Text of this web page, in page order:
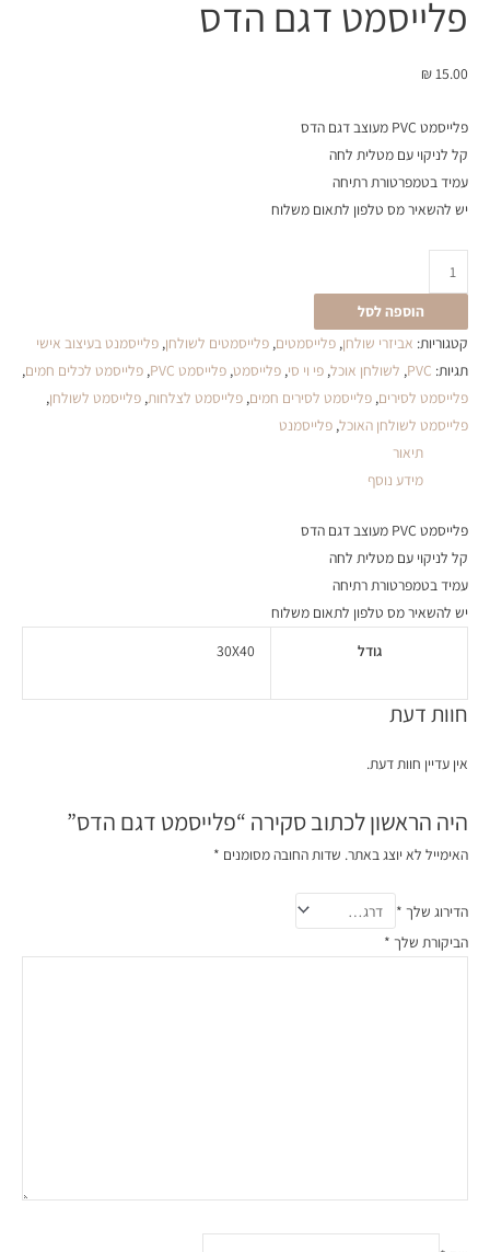
פלייסמט דגם הדס
₪15.00
פלייסמט PVC מעוצב דגם הדס
קל לניקוי עם מטלית לחה
עמיד בטמפרטורת רתיחה
יש להשאיר מס טלפון לתאום משלוח
הוספה לסל
קטגוריות: אביזרי שולחן, פלייסמטים, פלייסמטים לשולחן, פלייסמנט בעיצוב אישי
תגיות: PVC
, לשולחן אוכל, פי וי סי, פלייסמט, פלייסמט PVC , פלייסמט לכלים חמים,
פלייסמט לסירים, פלייסמט לסירים חמים, פלייסמט לצלחות, פלייסמט לשולחן,
פלייסמט לשולחן האוכל, פלייסמנט
תיאור
מידע נוסף
פלייסמט PVC מעוצב דגם הדס
קל לניקוי עם מטלית לחה
עמיד בטמפרטורת רתיחה
יש להשאיר מס טלפון לתאום משלוח
גודל
30X40
חוות דעת
אין עדיין חוות דעת.
היה הראשון לכתוב סקירה “פלייסמט דגם הדס”
האימייל לא יוצג באתר. שדות החובה מסומנים *
הדירוג שלך *
הביקורת שלך *